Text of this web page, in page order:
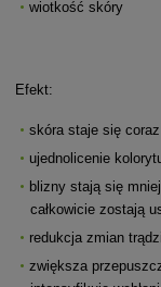
wiotkość skóry
Efekt:
skóra staje się
ujednolicenie
blizny stają się
całkowicie zostają
redukcja zmian
zwiększa